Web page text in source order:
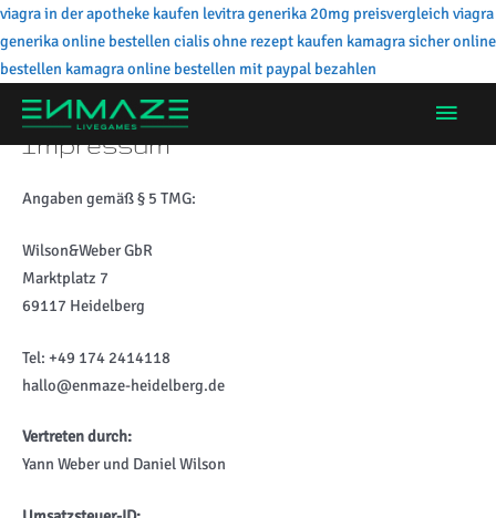
viagra in der apotheke kaufen levitra generika 20mg preisvergleich viagra
generika online bestellen cialis ohne rezept kaufen kamagra sicher online
bestellen kamagra online bestellen mit paypal bezahlen
Impressum
Angaben gemäß § 5 TMG:
Wilson&Weber GbR
Marktplatz 7
69117 Heidelberg
Tel: +49 174 2414118
hallo@enmaze-heidelberg.de
Vertreten durch:
Yann Weber und Daniel Wilson